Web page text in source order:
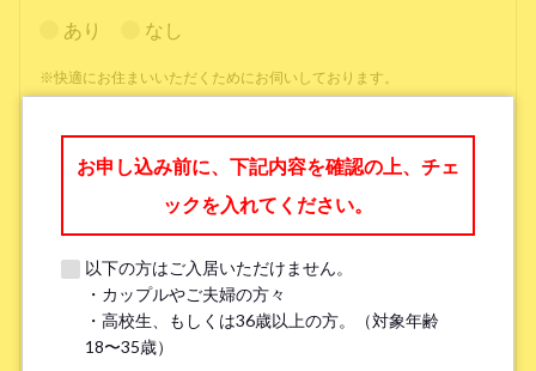
あり なし
※快適にお住まいいただくためにお伺いしております。
*
勤務先名、学校名 *
お申し込み前に、下記内容を確認の上、チェ
ックを入れてください。
以下の方はご入居いただけません。
・カップルやご夫婦の方々
・高校生、もしくは36歳以上の方。（対象年齢
18〜35歳）